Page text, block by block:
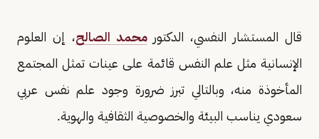
قال المستشار النفسي، الدكتورمحمد الصالح، إن العلوم
الإنسانية مثل علم النفس قائمة على عينات تمثل المجتمع
المأخوذة منه، وبالتالي تبرز ضرورة وجود علم نفس عربي
سعودي يناسب البيئة والخصوصية الثقافية والهوية.